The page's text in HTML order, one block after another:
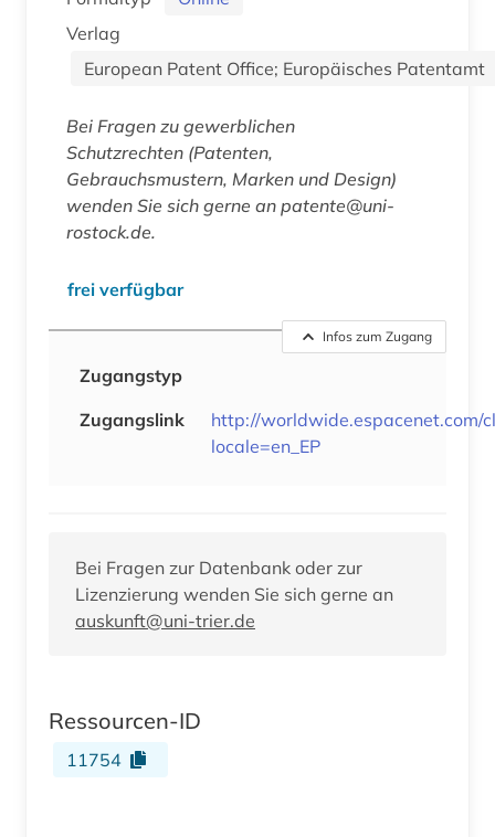
Verlag
European Patent Office; Europäisches Patentamt
Bei Fragen zu gewerblichen
Schutzrechten (Patenten,
Gebrauchsmustern, Marken und Design)
wenden Sie sich gerne an patente@uni-
rostock.de.
frei verfügbar
Infos zum Zugang
Zugangstyp
Zugangslink
http://worldwide.espacenet.com/
locale=en_EP
Bei Fragen zur Datenbank oder zur
Lizenzierung wenden Sie sich gerne an
auskunft@uni-trier.de
Ressourcen-ID
11754